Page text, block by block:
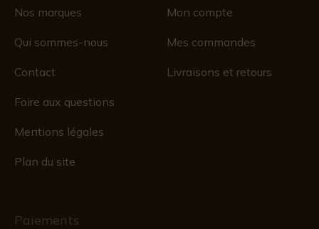
Nos marques
Qui sommes-nous
Contact
Foire aux questions
Mentions légales
Plan du site
Mon compte
Mes commandes
Livraisons et retours
Paiements